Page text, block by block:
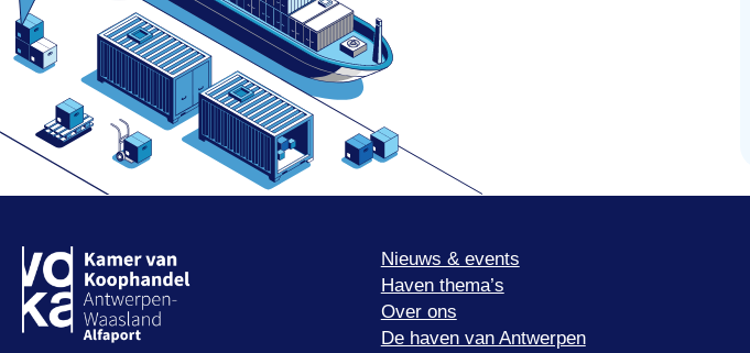
Nieuws & events
Haven thema’s
Over ons
De haven van Antwerpen